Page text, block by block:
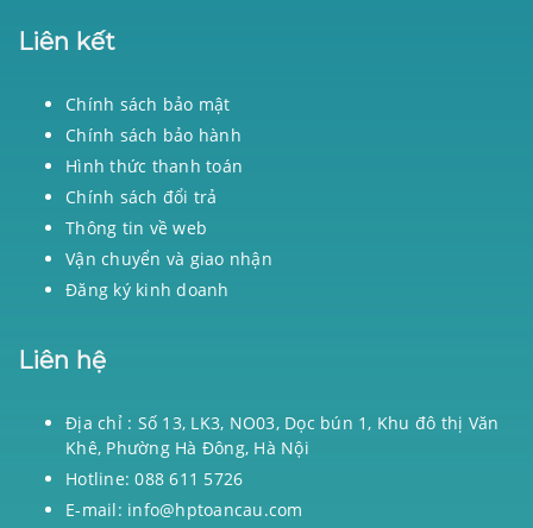
Liên kết
Chính sách bảo mật
Chính sách bảo hành
Hình thức thanh toán
Chính sách đổi trả
Thông tin về web
Vận chuyển và giao nhận
Đăng ký kinh doanh
Liên hệ
Địa chỉ : Số 13, LK3, NO03, Dọc bún 1, Khu đô thị Văn
Khê, Phường Hà Đông, Hà Nội
Hotline: 088 611 5726
E-mail: info@hptoancau.com